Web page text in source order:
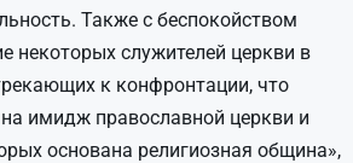
Также с беспокойством
некоторых служителей церкви в
к конфронтации, что
на имидж православной церкви и
основана религиозная община»,